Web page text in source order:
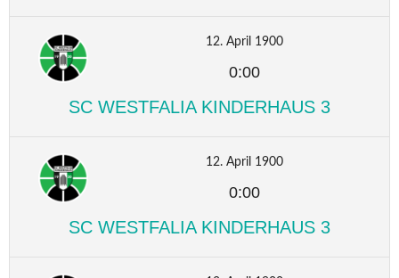
12. April 1900
0:00
SC WESTFALIA KINDERHAUS 3
12. April 1900
0:00
SC WESTFALIA KINDERHAUS 3